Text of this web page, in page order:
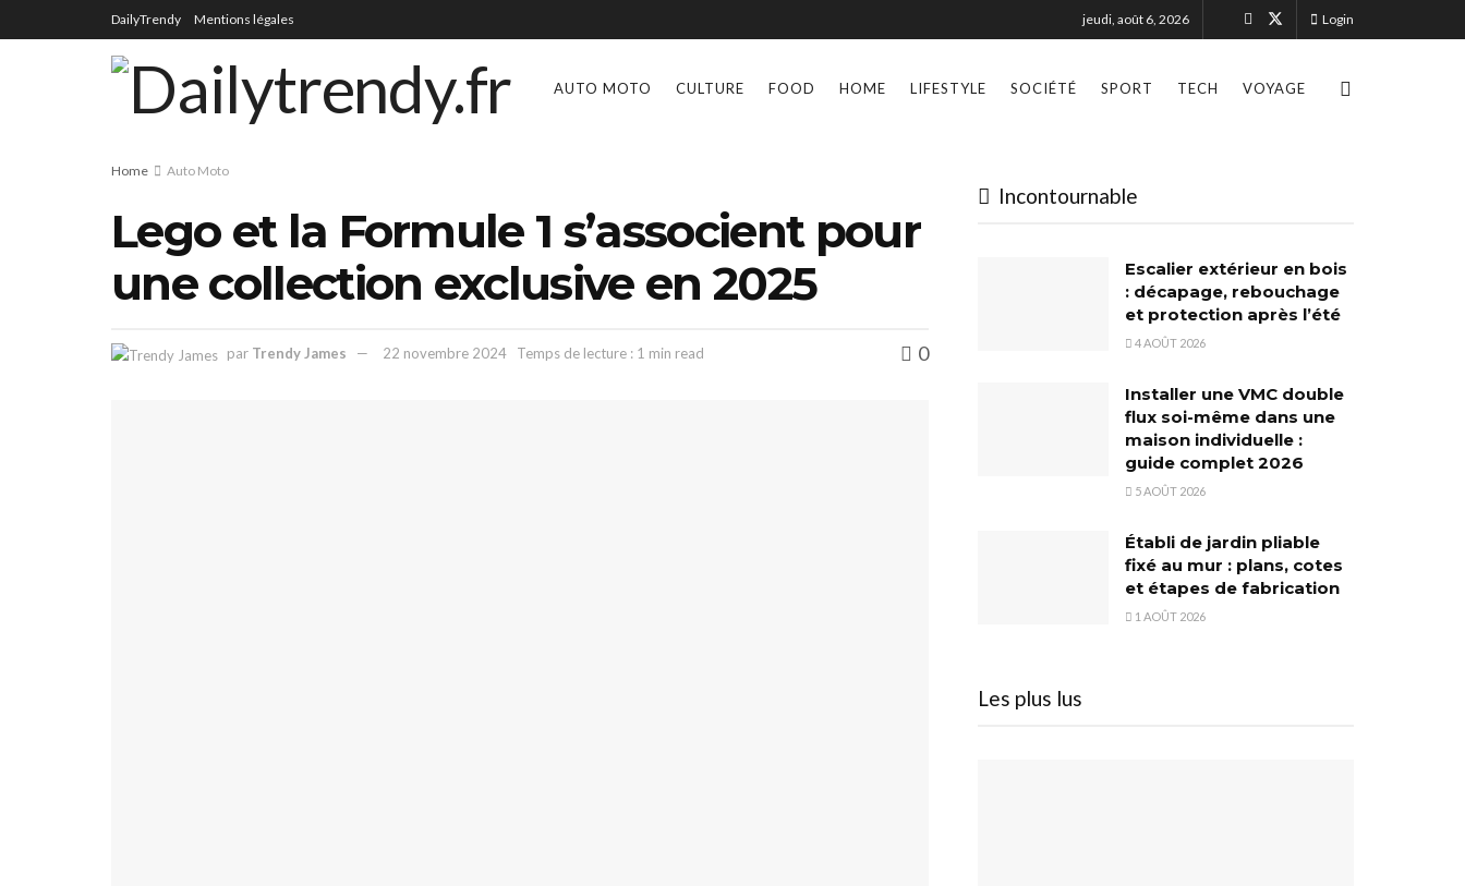
DailyTrendy Mentions légales jeudi, août 6, 2026 Login
AUTO MOTO CULTURE FOOD HOME LIFESTYLE SOCIÉTÉ SPORT TECH VOYAGE
Home Auto Moto
Lego et la Formule 1 s’associent pour
une collection exclusive en 2025
par Trendy James 22 novembre 2024 Temps de lecture : 1 min read 0
Incontournable
Escalier extérieur en bois
: décapage, rebouchage
et protection après l’été
4 AOÛT 2026
Installer une VMC double
flux soi-même dans une
maison individuelle :
guide complet 2026
5 AOÛT 2026
Établi de jardin pliable
fixé au mur : plans, cotes
et étapes de fabrication
1 AOÛT 2026
Les plus lus